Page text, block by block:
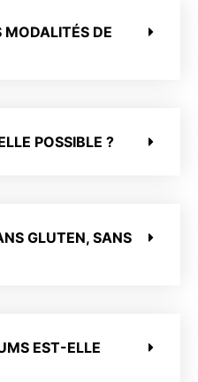
MODALITÉS DE
POSSIBLE ?
GLUTEN, SANS
EST-ELLE